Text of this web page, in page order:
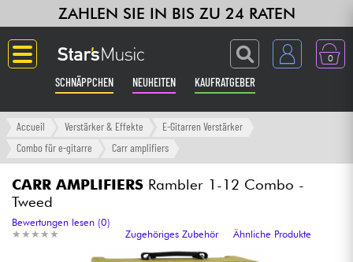
ZAHLEN SIE IN BIS ZU 24 RATEN
0
SCHNÄPPCHEN NEUHEITEN KAUFRATGEBER
Langue
Klaviere & Piano
Accueil Verstärker & Effekte
E-Gitarren Verstärker
Combo für e-gitarre
Carr amplifiers
CARR AMPLIFIERS Rambler 1-12 Combo -
Tweed
★ ★ ★ ★ ★
★ ★ ★ ★ ★
Bewertungen lesen (0)
Zugehöriges Zubehör
Ähnliche Produkte